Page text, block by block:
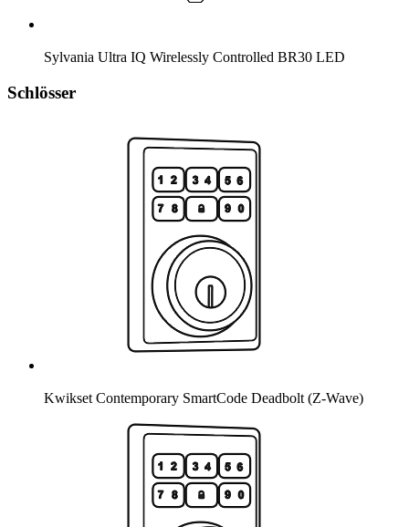
Sylvania Ultra IQ Wirelessly Controlled BR30 LED
Schlösser
Kwikset Contemporary SmartCode Deadbolt (Z-Wave)